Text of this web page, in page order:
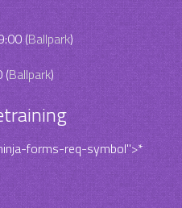
(Ballpark)
(Ballpark)
forms-req-symbol">*